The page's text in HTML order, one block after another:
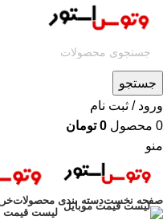
جستجو
ورود / ثبت نام
0 محصول 0 تومان
منو
صفحه نخستدسته بندی محصولات
لیست قیمت